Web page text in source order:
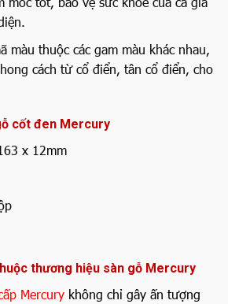
màu thuộc các gam màu khác nhau,
cách từ cổ điển, tân cổ điển, cho
cốt đen Mercury
x 12mm
thương hiệu sàn gỗ Mercury
Mercury không chỉ gây ấn tượng